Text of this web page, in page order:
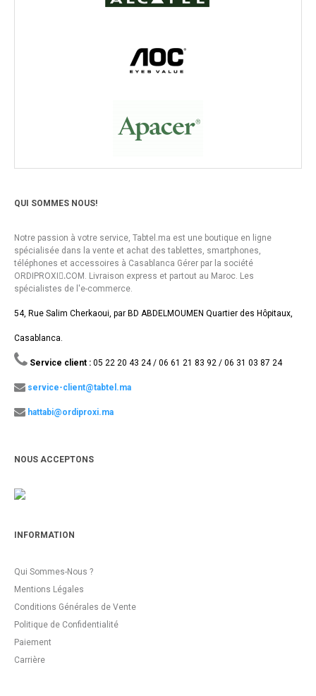
QUI SOMMES NOUS!
Notre passion à votre service, Tabtel.ma est une boutique en ligne
spécialisée dans la vente et achat des tablettes, smartphones,
téléphones et accessoires à Casablanca Gérer par la société
ORDIPROXI.ِCOM. Livraison express et partout au Maroc. Les
spécialistes de l'e-commerce.
54, Rue Salim Cherkaoui, par BD ABDELMOUMEN Quartier des Hôpitaux,
Casablanca.
Service client : 05 22 20 43 24 / 06 61 21 83 92 / 06 31 03 87 24
service-client@tabtel.ma
hattabi@ordiproxi.ma
NOUS ACCEPTONS
INFORMATION
Qui Sommes-Nous ?
Mentions Légales
Conditions Générales de Vente
Politique de Confidentialité
Paiement
Carrière